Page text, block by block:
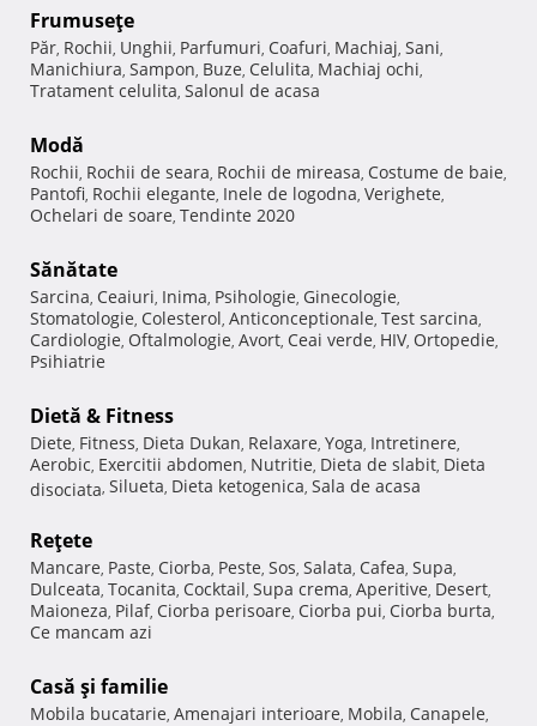
Frumuseţe
Păr, Rochii, Unghii, Parfumuri, Coafuri, Machiaj, Sani,
Manichiura, Sampon, Buze, Celulita, Machiaj ochi,
Tratament celulita, Salonul de acasa
Modă
Rochii, Rochii de seara, Rochii de mireasa, Costume de baie,
Pantofi, Rochii elegante, Inele de logodna, Verighete,
Ochelari de soare, Tendinte 2020
Sănătate
Sarcina, Ceaiuri, Inima, Psihologie, Ginecologie,
Stomatologie, Colesterol, Anticonceptionale, Test sarcina,
Cardiologie, Oftalmologie, Avort, Ceai verde, HIV, Ortopedie,
Psihiatrie
Dietă & Fitness
Diete, Fitness, Dieta Dukan, Relaxare, Yoga, Intretinere,
Aerobic, Exercitii abdomen, Nutritie, Dieta de slabit, Dieta
disociata, Silueta, Dieta ketogenica, Sala de acasa
Reţete
Mancare, Paste, Ciorba, Peste, Sos, Salata, Cafea, Supa,
Dulceata, Tocanita, Cocktail, Supa crema, Aperitive, Desert,
Maioneza, Pilaf, Ciorba perisoare, Ciorba pui, Ciorba burta,
Ce mancam azi
Casă şi familie
Mobila bucatarie, Amenajari interioare, Mobila, Canapele,